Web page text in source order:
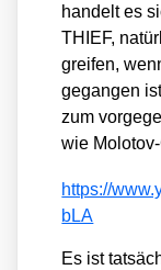
han­delt es
THIEF,
grei­fen,
gegan­gen
zum
wie
https://​
bLA
Es ist